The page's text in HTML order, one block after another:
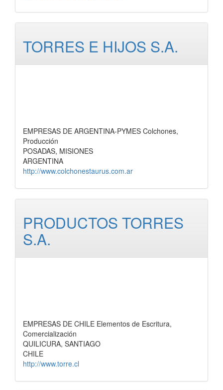
TORRES E HIJOS S.A.
EMPRESAS DE ARGENTINA-PYMES Colchones,
Producción
POSADAS, MISIONES
ARGENTINA
http://www.colchonestaurus.com.ar
PRODUCTOS TORRES
S.A.
EMPRESAS DE CHILE Elementos de Escritura,
Comercialización
QUILICURA, SANTIAGO
CHILE
http://www.torre.cl